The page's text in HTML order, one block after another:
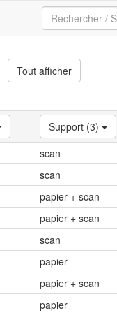
Tout afficher
Support (3)
scan
scan
papier + scan
papier + scan
scan
papier
papier + scan
papier